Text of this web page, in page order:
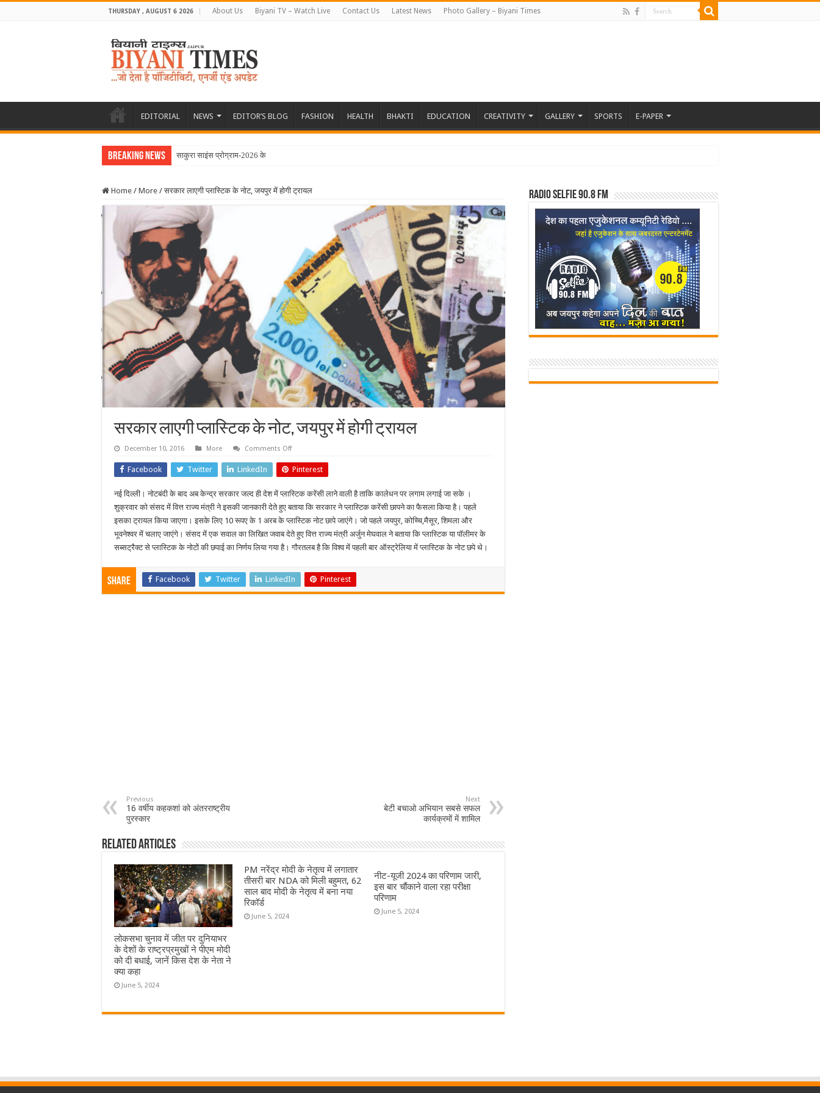
THURSDAY , AUGUST 6 2026 About Us Biyani TV – Watch Live Contact Us Latest News Photo Gallery – Biyani Times
EDITORIAL NEWS EDITOR’S BLOG FASHION HEALTH BHAKTI EDUCATION CREATIVITY GALLERY SPORTS E-PAPER
Breaking News साकुरा साइंस प्रोग्राम-2026 के तहत जापान रवान
Home / More / सरकार लाएगी प्लास्टिक के नोट, जयपुर में होगी ट्रायल
सरकार लाएगी प्लास्टिक के नोट, जयपुर में होगी ट्रायल
December 10, 2016 More Comments Offon
लाएगी
प्लास्टिक
के
नोट,
जयपुर
में
होगी
ट्रायल
Facebook Twitter LinkedIn Pinterest
नई दिल्ली। नोटबंदी के बाद अब केन्द्र सरकार जल्द ही देश में प्लास्टिक करेंसी लाने वाली है ताकि कालेधन पर लगाम लगाई जा सके ।
शुक्रवार को संसद में वित्त राज्य मंत्री ने इसकी जानकारी देते हुए बताया कि सरकार ने प्लास्टिक करेंसी छापने का फैसला किया है। पहले
इसका ट्रायल किया जाएगा। इसके लिए 10 रूपए के 1 अरब के प्लास्टिक नोट छापे जाएंगे। जो पहले जयपुर, कोच्चि,मैसूर, शिमला और
भूवनेश्वर में चलाए जाएंगे। संसद में एक सवाल का लिखित जवाब देते हुए वित्त राज्य मंत्री अर्जुन मेघवाल ने बताया कि प्लास्टिक या पॉलीमर के
सब्सट्रैक्ट से प्लास्टिक के नोटों की छपाई का निर्णय लिया गया है। गौरतलब है कि विश्व में पहली बार ऑस्ट्रेलिया में प्लास्टिक के नोट छपे थे।
Share Facebook Twitter LinkedIn Pinterest
Previous
16 वर्षीय कहकशां को अंतरराष्ट्रीय
पुरस्कार
Next
बेटी बचाओ अभियान सबसे सफल
कार्यक्रमों में शामिल
Related Articles
लोकसभा चुनाव में जीत पर दुनियाभर
के देशों के राष्ट्रप्रमुखों ने पीएम मोदी
को दी बधाई, जानें किस देश के नेता ने
क्या कहा
June 5, 2024
PM नरेंद्र मोदी के नेतृत्व में लगातार
तीसरी बार NDA को मिली बहुमत, 62
साल बाद मोदी के नेतृत्व में बना नया
रिकॉर्ड
June 5, 2024
नीट-यूजी 2024 का परिणाम जारी,
इस बार चौंकाने वाला रहा परीक्षा
परिणाम
June 5, 2024
Radio Selfie 90.8 FM